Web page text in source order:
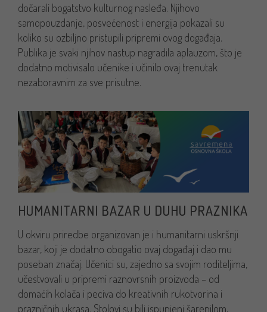
dočarali bogatstvo kulturnog nasleđa. Njihovo
samopouzdanje, posvećenost i energija pokazali su
koliko su ozbiljno pristupili pripremi ovog događaja.
Publika je svaki njihov nastup nagradila aplauzom, što je
dodatno motivisalo učenike i učinilo ovaj trenutak
nezaboravnim za sve prisutne.
HUMANITARNI BAZAR U DUHU PRAZNIKA
U okviru priredbe organizovan je i humanitarni uskršnji
bazar, koji je dodatno obogatio ovaj događaj i dao mu
poseban značaj. Učenici su, zajedno sa svojim roditeljima,
učestvovali u pripremi raznovrsnih proizvoda – od
domaćih kolača i peciva do kreativnih rukotvorina i
prazničnih ukrasa. Stolovi su bili ispunjeni šarenilom,